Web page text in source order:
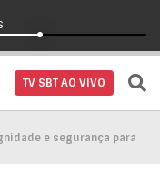
TV SBT AO VIVO
e segurança para